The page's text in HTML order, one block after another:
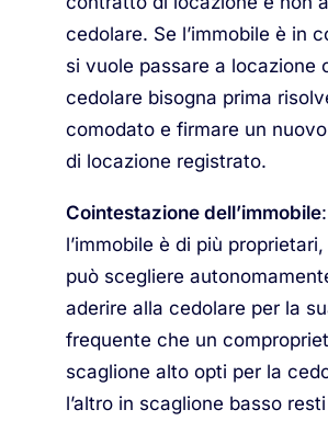
cedolare. Se l’immobile è in
si vuole passare a locazione
cedolare bisogna prima
comodato e firmare un
di locazione registrato.
Cointestazione dell’immobile
l’immobile è di più
può scegliere
aderire alla cedolare per la
frequente che un
scaglione alto opti per la
l’altro in scaglione basso